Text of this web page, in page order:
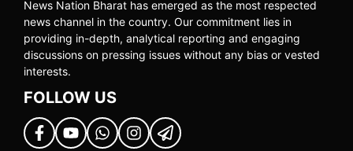
News Nation Bharat has emerged as the most respected
news channel in the country. Our commitment lies in
providing in-depth, analytical reporting and engaging
discussions on pressing issues without any bias or vested
interests.
FOLLOW US